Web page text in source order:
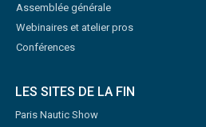
Assemblée générale
Webinaires et atelier pros
Conférences
LES SITES DE LA FIN
Paris Nautic Show